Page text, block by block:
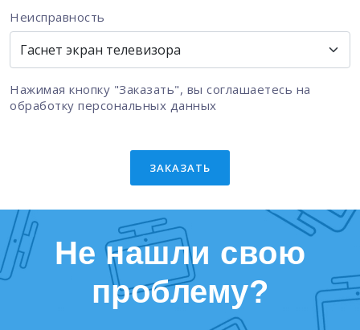
Неисправность
Нажимая кнопку "Заказать", вы соглашаетесь на
обработку персональных данных
ЗАКАЗАТЬ
Не нашли свою
проблему?